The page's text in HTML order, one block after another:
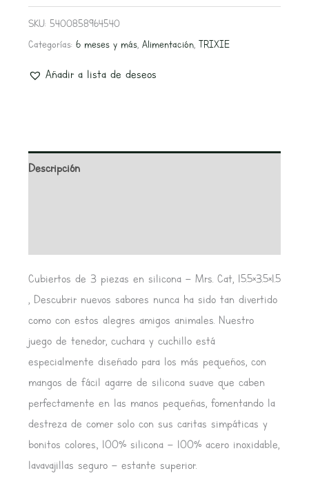
SKU: 5400858964540
Categorías: 6 meses y más, Alimentación, TRIXIE
Añadir a lista de deseos
Descripción
Cubiertos de 3 piezas en silicona – Mrs. Cat, 15.5×3.5×1.5
, Descubrir nuevos sabores nunca ha sido tan divertido
como con estos alegres amigos animales. Nuestro
juego de tenedor, cuchara y cuchillo está
especialmente diseñado para los más pequeños, con
mangos de fácil agarre de silicona suave que caben
perfectamente en las manos pequeñas, fomentando la
destreza de comer solo con sus caritas simpáticas y
bonitos colores., 100% silicona – 100% acero inoxidable,
lavavajillas seguro – estante superior.